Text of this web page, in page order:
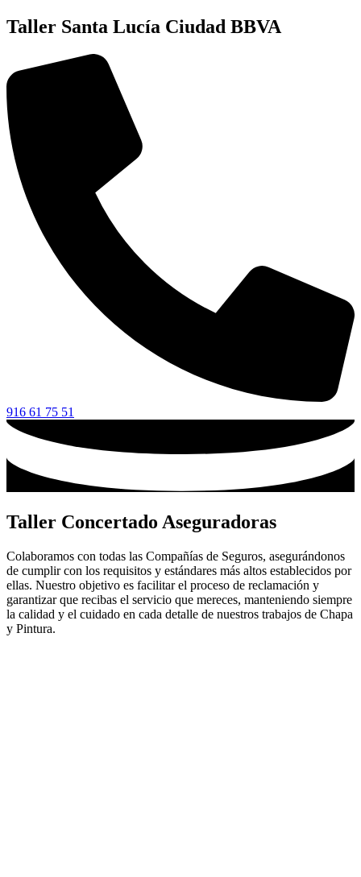
Taller Santa Lucía Ciudad BBVA
916 61 75 51
Taller Concertado Aseguradoras
Colaboramos con todas las Compañías de Seguros, asegurándonos
de cumplir con los requisitos y estándares más altos establecidos por
ellas. Nuestro objetivo es facilitar el proceso de reclamación y
garantizar que recibas el servicio que mereces, manteniendo siempre
la calidad y el cuidado en cada detalle de nuestros trabajos de Chapa
y Pintura.